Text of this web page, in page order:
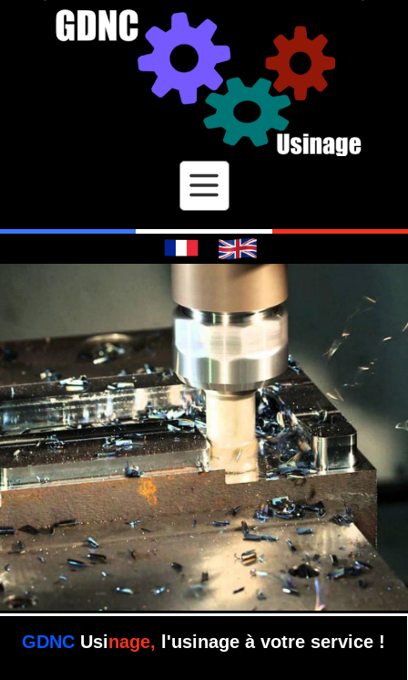
GDNC Usinage, l'usinage à votre service !